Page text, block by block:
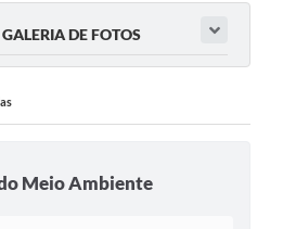
DE FOTOS
Meio Ambiente